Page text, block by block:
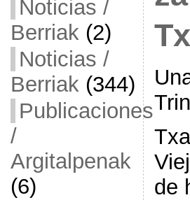
Noticias /
Berriak(2)
Noticias /
Berriak(344)
Publicaciones
/
Argitalpenak
(6)
de